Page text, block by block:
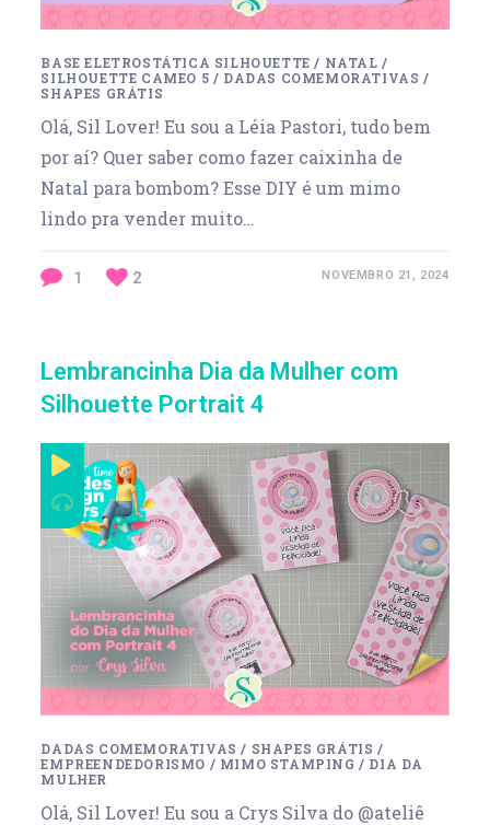
BASE ELETROSTÁTICA SILHOUETTE / NATAL /
SILHOUETTE CAMEO 5 / DADAS COMEMORATIVAS /
SHAPES GRÁTIS
Olá, Sil Lover! Eu sou a Léia Pastori, tudo bem
por aí? Quer saber como fazer caixinha de
Natal para bombom? Esse DIY é um mimo
lindo pra vender muito…
1 2 NOVEMBRO 21, 2024
Lembrancinha Dia da Mulher com
Silhouette Portrait 4
DADAS COMEMORATIVAS / SHAPES GRÁTIS /
EMPREENDEDORISMO / MIMO STAMPING / DIA DA
MULHER
Olá, Sil Lover! Eu sou a Crys Silva do @ateliê